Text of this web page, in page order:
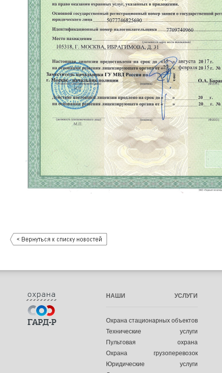
НАШИ УСЛУГИ
Охрана стационарных объектов
Технические услуги
Пультовая охрана
Охрана грузоперевозок
Юридические услуги